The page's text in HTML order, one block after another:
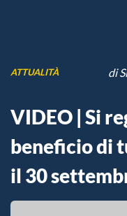
ATTUALITÀ di
VIDEO | Si
beneficio di
il 30